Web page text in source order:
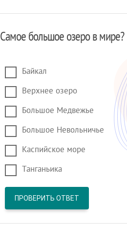
Самое большое озеро в мире?
Байкал
Верхнее озеро
Большое Медвежье
Большое Невольничье
Каспийское море
Танганьика
ПРОВЕРИТЬ ОТВЕТ